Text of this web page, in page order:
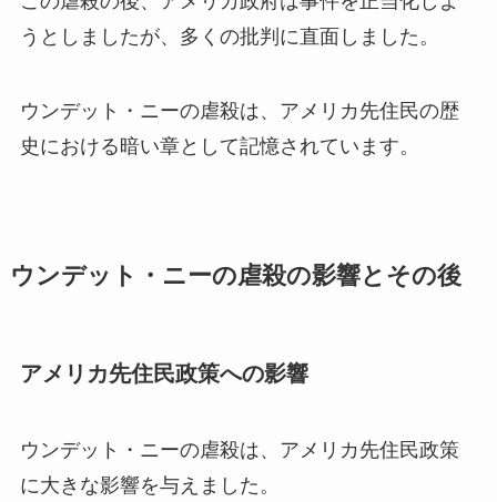
うとしましたが、多くの批判に直面しました。
ウンデット・ニーの虐殺は、アメリカ先住民の歴
史における暗い章として記憶されています。
ウンデット・ニーの虐殺の影響とその後
アメリカ先住民政策への影響
ウンデット・ニーの虐殺は、アメリカ先住民政策
に大きな影響を与えました。